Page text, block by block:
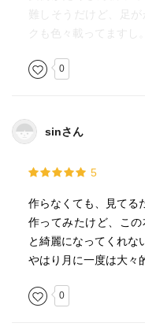
難しそうだけど、足
クも色々載ってますし。
0
sinさん
5
作らなくても、見てる
作ってみたけど、こ
と綺麗になってくれな
やはり月に一度は大々
0